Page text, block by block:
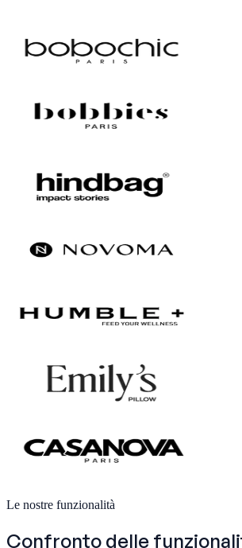
Le nostre funzionalità
Confronto delle